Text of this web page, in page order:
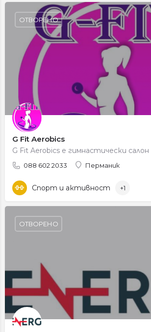
G Fit Aerobics
088 602 2033 Перманик
ОТВОРЕНО
Спорт и активност +1
ОТВОРЕНО